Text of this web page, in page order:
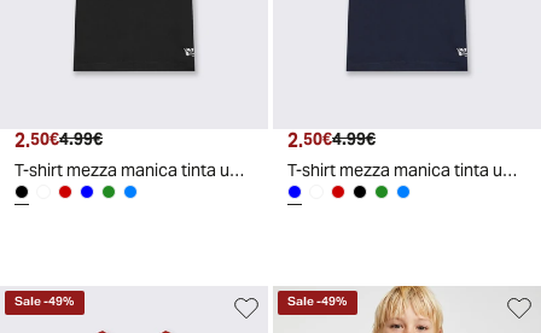
Prezzo attuale
2.50€ Prezzo originale
4.99€
T-shirt mezza manica tinta unita con stampa - Nero
Prezzo attuale
2.50€ Prezzo originale
4.99€
T-shirt mezza manica tinta unita con stampa - Blu
Sale-49% Sale-49%